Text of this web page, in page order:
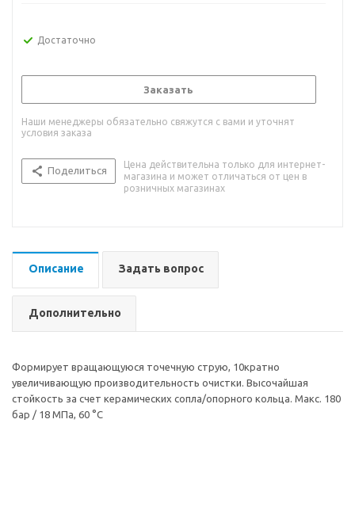
Достаточно
Заказать
Наши менеджеры обязательно свяжутся с вами и уточнят
условия заказа
Поделиться
Цена действительна только для интернет-
магазина и может отличаться от цен в
розничных магазинах
Описание Задать вопрос
Дополнительно
Формирует вращающуюся точечную струю, 10кратно
увеличивающую производительность очистки. Bысочайшая
стойкость за счет керамических сопла/опорного кольца. Макс. 180
бар / 18 МПа, 60 °С